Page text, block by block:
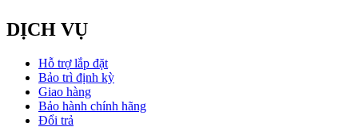
DỊCH VỤ
Hỗ trợ lắp đặt
Bảo trì định kỳ
Giao hàng
Bảo hành chính hãng
Đổi trả